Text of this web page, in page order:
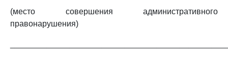
(место совершения административного
правонарушения)